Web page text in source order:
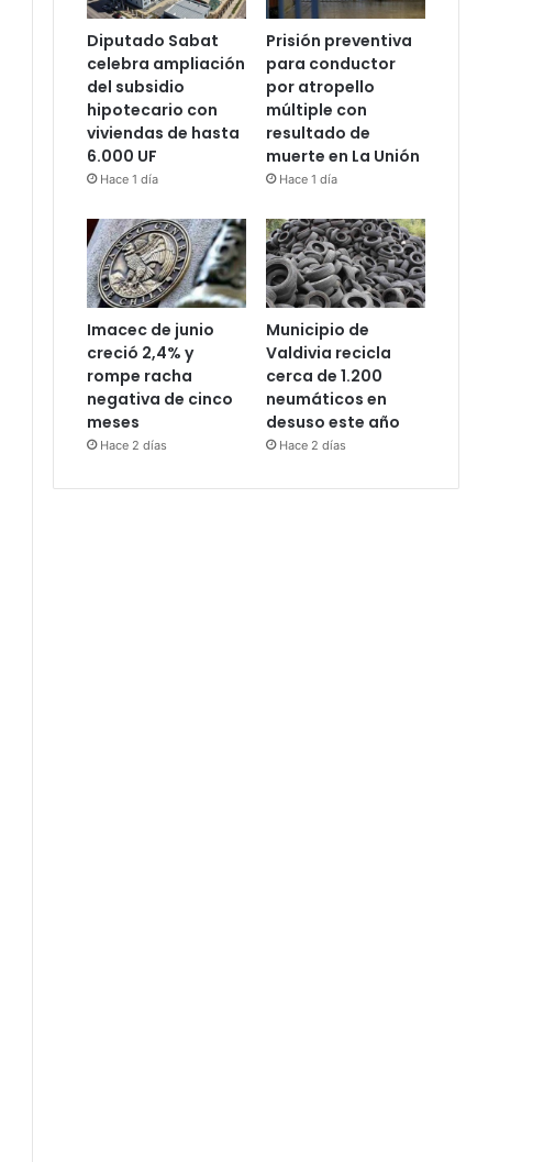
Diputado Sabat
celebra ampliación
del subsidio
hipotecario con
viviendas de hasta
6.000 UF
Hace 1 día
Prisión preventiva
para conductor
por atropello
múltiple con
resultado de
muerte en La Unión
Hace 1 día
Imacec de junio
creció 2,4% y
rompe racha
negativa de cinco
meses
Hace 2 días
Municipio de
Valdivia recicla
cerca de 1.200
neumáticos en
desuso este año
Hace 2 días